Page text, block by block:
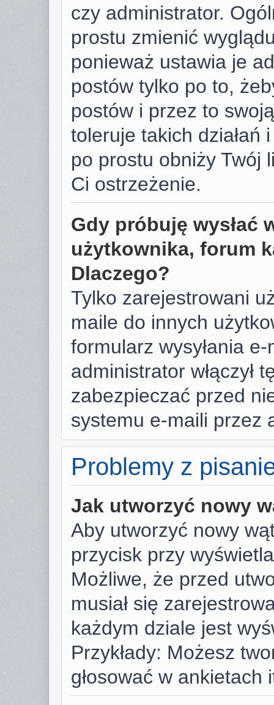
czy administrator.
prostu zmienić
ponieważ ustawia je
postów tylko po to,
postów i przez to
toleruje takich działań
po prostu obniży Twój
Ci ostrzeżenie.
Gdy próbuję wysłać
użytkownika, forum
Dlaczego?
Tylko zarejestrowani
maile do innych
formularz wysyłania
administrator włączył
zabezpieczać przed
systemu e-maili przez
Problemy z
Jak utworzyć nowy
Aby utworzyć nowy
przycisk przy
Możliwe, że przed
musiał się
każdym dziale jest
Przykłady: Możesz
głosować w ankietach